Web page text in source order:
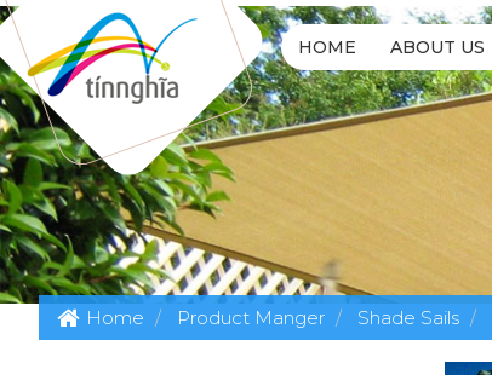
HOME ABOUT US
Home Product Manger Shade Sails